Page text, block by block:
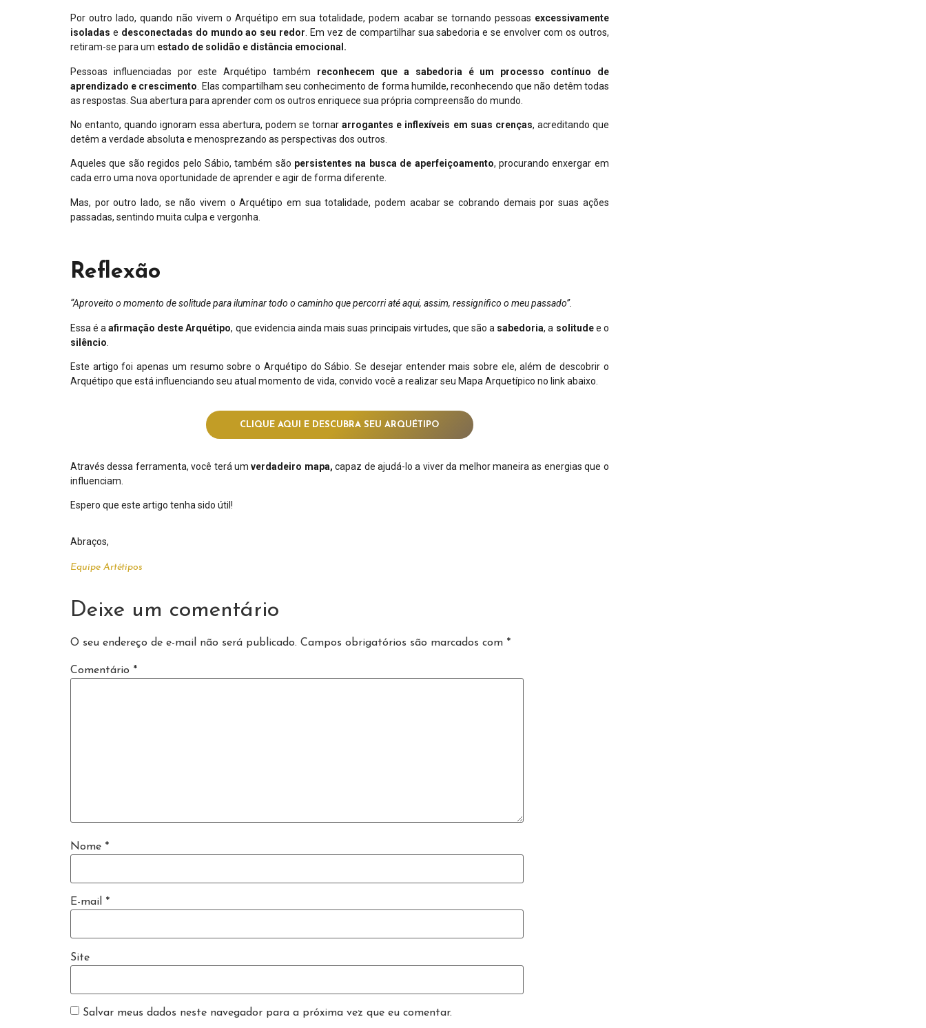
Por outro lado, quando não vivem o Arquétipo em sua totalidade, podem acabar se tornando pessoas excessivamente
isoladas e desconectadas do mundo ao seu redor . Em vez de compartilhar sua sabedoria e se envolver com os outros,
retiram-se para um estado de solidão e distância emocional.
Pessoas influenciadas por este Arquétipo também reconhecem que a sabedoria é um processo contínuo de
aprendizado e crescimento . Elas compartilham seu conhecimento de forma humilde, reconhecendo que não detêm todas
as respostas. Sua abertura para aprender com os outros enriquece sua própria compreensão do mundo.
No entanto, quando ignoram essa abertura, podem se tornararrogantes e inflexíveis em suas crenças, acreditando que
detêm a verdade absoluta e menosprezando as perspectivas dos outros.
Aqueles que são regidos pelo Sábio, também são persistentes na busca de aperfeiçoamento, procurando enxergar em
cada erro uma nova oportunidade de aprender e agir de forma diferente.
Mas, por outro lado, se não vivem o Arquétipo em sua totalidade, podem acabar se cobrando demais por suas ações
passadas, sentindo muita culpa e vergonha.
Reflexão
“Aproveito o momento de solitude para iluminar todo o caminho que percorri até aqui, assim, ressignifico o meu passado”.
Essa é a afirmação deste Arquétipo, que evidencia ainda mais suas principais virtudes, que são a sabedoria, a solitudee o
silêncio
Este artigo foi apenas um resumo sobre o Arquétipo do Sábio. Se desejar entender mais sobre ele, além de descobrir o
Arquétipo que está influenciando seu atual momento de vida, convido você a realizar seu Mapa Arquetípico no link abaixo.
CLIQUE AQUI E DESCUBRA SEU ARQUÉTIPO
Através dessa ferramenta, você terá umverdadeiro mapa, capaz de ajudá-lo a viver da melhor maneira as energias que o
influenciam.
Espero que este artigo tenha sido útil!
Abraços,
Equipe Artétipos
Deixe um comentário
O seu endereço de e-mail não será publicado. Campos obrigatórios são marcados com *
Comentário *
Nome *
E-mail *
Site
Salvar meus dados neste navegador para a próxima vez que eu comentar.